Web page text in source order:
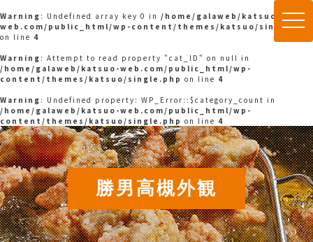
Warning : Undefined array key 0 in /home/galaweb/katsuo-
web.com/public_html/wp-content/themes/katsuo/single.php
on line 4
Warning : Attempt to read property "cat_ID" on null in
/home/galaweb/katsuo-web.com/public_html/wp-
content/themes/katsuo/single.php on line 4
Warning : Undefined property: WP_Error::$category_count in
/home/galaweb/katsuo-web.com/public_html/wp-
content/themes/katsuo/single.php on line 4
勝男高槻外観